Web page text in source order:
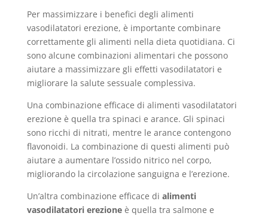
Per massimizzare i benefici degli alimenti
vasodilatatori erezione, è importante combinare
correttamente gli alimenti nella dieta quotidiana. Ci
sono alcune combinazioni alimentari che possono
aiutare a massimizzare gli effetti vasodilatatori e
migliorare la salute sessuale complessiva.
Una combinazione efficace di alimenti vasodilatatori
erezione è quella tra spinaci e arance. Gli spinaci
sono ricchi di nitrati, mentre le arance contengono
flavonoidi. La combinazione di questi alimenti può
aiutare a aumentare l’ossido nitrico nel corpo,
migliorando la circolazione sanguigna e l’erezione.
Un’altra combinazione efficace di alimenti
vasodilatatori erezioneè quella tra salmone e